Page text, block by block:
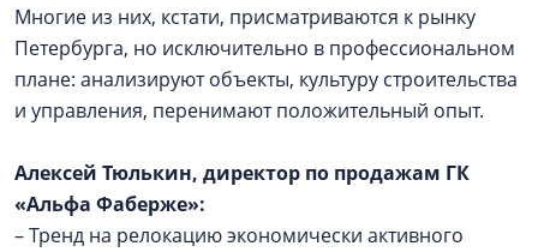
Многие из них, кстати, присматриваются к рынку
Петербурга, но исключительно в профессиональном
плане: анализируют объекты, культуру строительства
и управления, перенимают положительный опыт.
Алексей Тюлькин, директор по продажам ГК
«Альфа Фаберже»:
– Тренд на релокацию экономически активного